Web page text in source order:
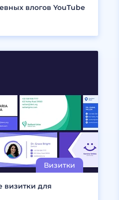
влогов YouTube
визитки для